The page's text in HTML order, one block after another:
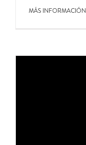
MÁS INFORMACIÓN